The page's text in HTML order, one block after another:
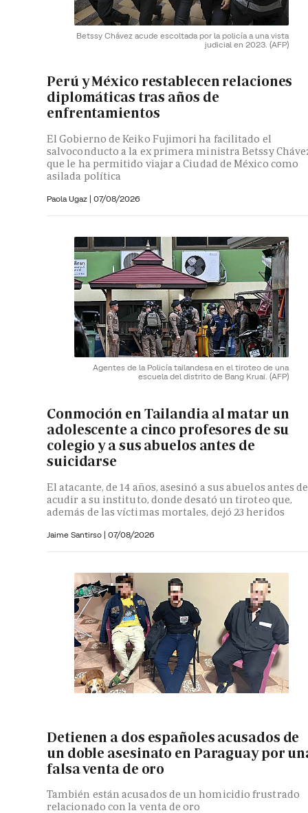
Betssy Chávez acude escoltada por la policía a una vista
judicial en 2023. (AFP)
Perú y México restablecen relaciones
diplomáticas tras años de
enfrentamientos
El Gobierno de Keiko Fujimori ha facilitado el
salvoconducto a la ex primera ministra Betssy
que le ha permitido viajar a Ciudad de México como
asilada política
Paola Ugaz | 07/08/2026
Agentes de la Policía tailandesa en el tiroteo de una
escuela del distrito de Bang Kruai. (AFP)
Conmoción en Tailandia al matar un
adolescente a cinco profesores de su
colegio y a sus abuelos antes de
suicidarse
El atacante, de 14 años, asesinó a sus abuelos antes de
acudir a su instituto, donde desató un tiroteo que,
además de las víctimas mortales, dejó 23 heridos
Jaime Santirso | 07/08/2026
Detienen a dos españoles acusados de
un doble asesinato en Paraguay por
falsa venta de oro
También están acusados de un homicidio frustrado
relacionado con la venta de oro